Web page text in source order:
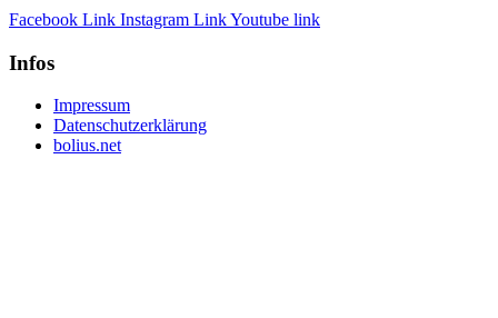
Facebook Link Instagram LinkYoutube link
Infos
Impressum
Datenschutzerklärung
bolius.net